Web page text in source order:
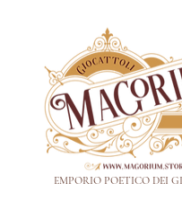
EMPORIO POETICO DEI